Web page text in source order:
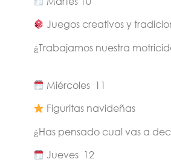
Juegos creativos y
¿Trabajamos nuestra
Miércoles 11
Figuritas navideñas
¿Has pensado cual vas a
Jueves 12